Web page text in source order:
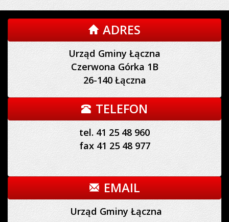
ADRES
Urząd Gminy Łączna
Czerwona Górka 1B
26-140 Łączna
TELEFON
tel. 41 25 48 960
fax 41 25 48 977
EMAIL
Urząd Gminy Łączna